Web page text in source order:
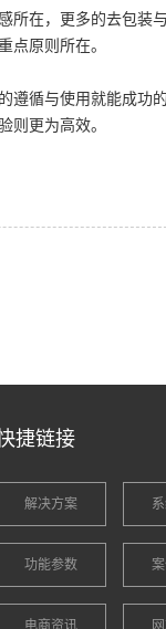
所在，更多的去包装
点原则所在。
遵循与使用就能成功
则更为高效。
捷链接
解决方案
功能参数
电商资讯